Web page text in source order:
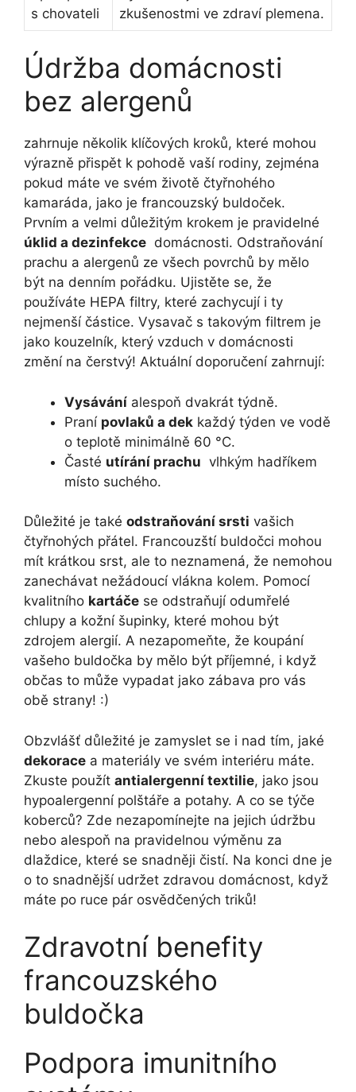
s chovateli
zkušenostmi ve zdraví plemena.
Údržba domácnosti⁣
bez alergenů
zahrnuje několik klíčových ⁢kroků, které ‌mohou
výrazně přispět k pohodě vaší ‌rodiny, ‍zejména⁤
pokud máte ve svém životě ‌čtyřnohého
kamaráda, jako je francouzský ‍buldoček.
Prvním⁢ a velmi ⁢důležitým krokem je pravidelné ‍
úklid a dezinfekce ⁤ domácnosti. Odstraňování
prachu a‍ alergenů ze všech povrchů by mělo
být na denním⁣ pořádku. ⁣Ujistěte ⁣se, že
používáte HEPA filtry, které‍ zachycují i ty
⁢nejmenší částice. Vysavač s takovým filtrem je
jako kouzelník, který‌ vzduch v domácnosti
změní⁤ na čerstvý! Aktuální doporučení​ zahrnují:
Vysávání alespoň dvakrát týdně.
Praní povlaků⁤ a dek ‍každý týden ve vodě
o teplotě minimálně‌ 60 °C.
Časté utírání prachu ⁢ vlhkým hadříkem
místo ⁢suchého.
Důležité‌ je také odstraňování srsti vašich
čtyřnohých přátel. Francouzští buldočci mohou
mít krátkou‍ srst, ale to ⁢neznamená, že nemohou
zanechávat nežádoucí⁢ vlákna kolem. Pomocí
kvalitního kartáče se odstraňují ⁤odumřelé
‌chlupy a kožní šupinky, které mohou⁣ být​
zdrojem​ alergií.​ A nezapomeňte, že koupání
‍vašeho buldočka by mělo být příjemné, i když
občas to může vypadat jako zábava pro ‍vás
obě strany! ⁤:)
Obzvlášť důležité ⁣je‍ zamyslet‌ se i nad tím, jaké
dekorace a‍ materiály ve svém interiéru máte.
Zkuste použít antialergenní textilie, jako jsou
hypoalergenní⁢ polštáře a potahy. A co⁤ se týče
koberců? Zde nezapomínejte na jejich ⁢údržbu
nebo alespoň na pravidelnou výměnu za
dlaždice,⁣ které se snadněji čistí. Na konci dne je
o​ to snadnější udržet zdravou domácnost, když
máte po ruce pár ​osvědčených triků!
Zdravotní benefity
francouzského
buldočka
Podpora imunitního